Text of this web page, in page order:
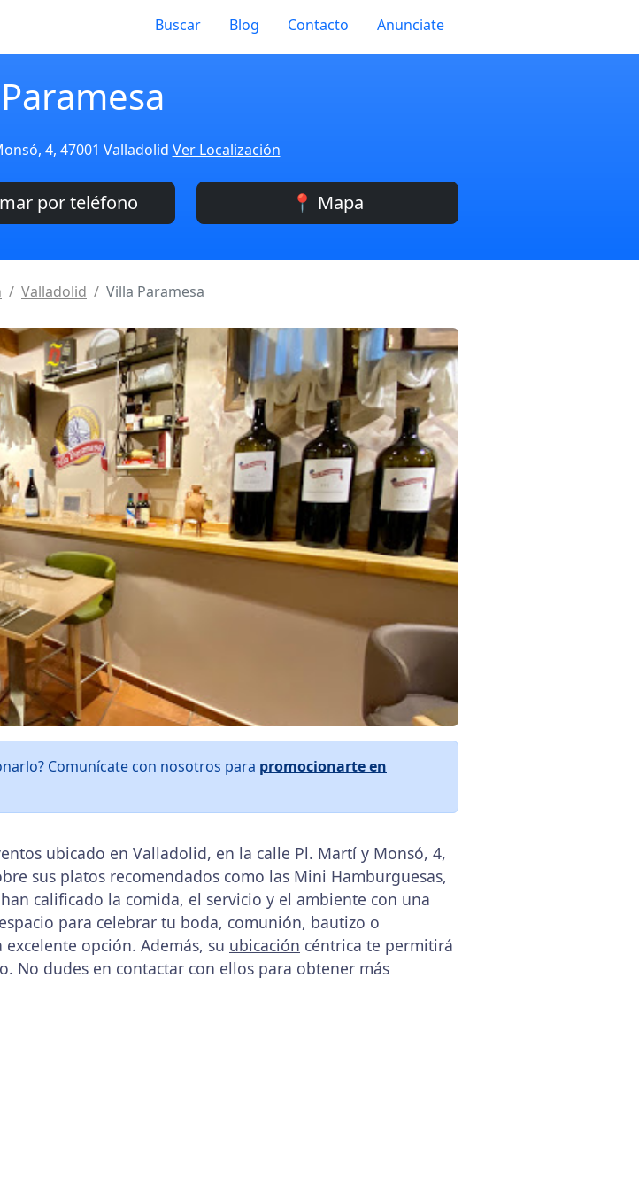
Buscar Blog Contacto Anunciate
4, 47001 Valladolid Ver Localización
por teléfono 📍 Mapa
Valladolid Villa Paramesa
Comunícate con nosotros para promocionarte en
ubicado en Valladolid, en la calle Pl. Martí y Monsó, 4,
sus platos recomendados como las Mini Hamburguesas,
calificado la comida, el servicio y el ambiente con una
para celebrar tu boda, comunión, bautizo o
opción. Además, su ubicación céntrica te permitirá
No dudes en contactar con ellos para obtener más